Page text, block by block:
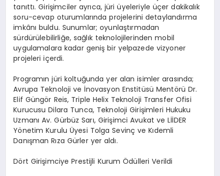
tanıttı. Girişimciler ayrıca, jüri üyeleriyle üçer dakikalık
soru-cevap oturumlarında projelerini detaylandırma
imkânı buldu. Sunumlar; oyunlaştırmadan
sürdürülebilirliğe, sağlık teknolojilerinden mobil
uygulamalara kadar geniş bir yelpazede vizyoner
projeleri içerdi.
Programın jüri koltuğunda yer alan isimler arasında;
Avrupa Teknoloji ve İnovasyon Enstitüsü Mentörü Dr.
Elif Güngör Reis, Triple Helix Teknoloji Transfer Ofisi
Kurucusu Dilara Tunca, Teknoloji Girişimleri Hukuku
Uzmanı Av. Gürbüz Sarı, Girişimci Avukat ve LİİDER
Yönetim Kurulu Üyesi Tolga Sevinç ve Kıdemli
Danışman Rıza Gürler yer aldı.
Dört Girişimciye Prestijli Kurum Ödülleri Verildi